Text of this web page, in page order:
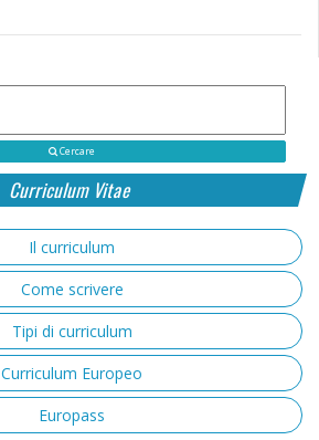
Cercare
Curriculum Vitae
Il curriculum
Come scrivere
Tipi di curriculum
Curriculum Europeo
Europass